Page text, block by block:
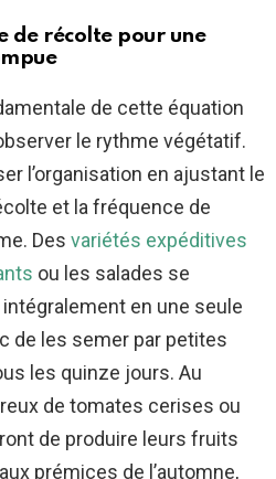
de récolte pour une
de cette équation
le rythme végétatif.
l’organisation en ajustant le
et la fréquence de
Des variétés expéditives
ou les salades se
en une seule
de les semer par petites
les quinze jours. Au
de tomates cerises ou
de produire leurs fruits
prémices de l’automne,